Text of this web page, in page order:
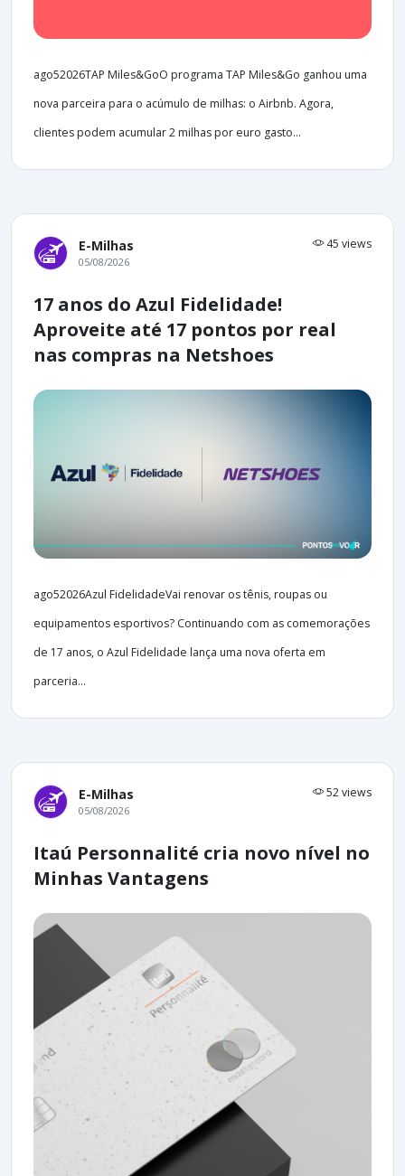
ago52026TAP Miles&GoO programa TAP Miles&Go ganhou uma
nova parceira para o acúmulo de milhas: o Airbnb. Agora,
clientes podem acumular 2 milhas por euro gasto...
E-Milhas 45 views
05/08/2026
17 anos do Azul Fidelidade!
Aproveite até 17 pontos por real
nas compras na Netshoes
ago52026Azul FidelidadeVai renovar os tênis, roupas ou
equipamentos esportivos? Continuando com as comemorações
de 17 anos, o Azul Fidelidade lança uma nova oferta em
parceria...
E-Milhas 52 views
05/08/2026
Itaú Personnalité cria novo nível no
Minhas Vantagens